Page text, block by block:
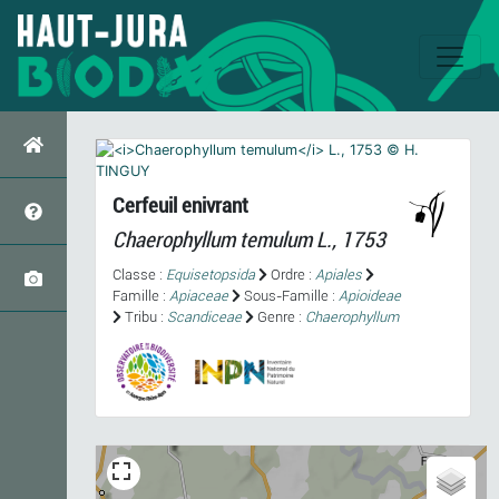
Cerfeuil enivrant
Chaerophyllum temulumL., 1753
Classe : Equisetopsida Ordre : Apiales
Famille : Apiaceae Sous-Famille : Apioideae
Tribu : Scandiceae Genre : Chaerophyllum